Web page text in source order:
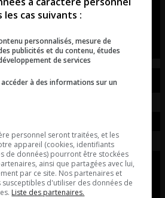
les cas suivants :
personnalisés, mesure de
publicités et du contenu, études
de services
à des informations sur un
personnel seront traitées, et les
appareil (cookies, identifiants
de données) pourront être stockées
ainsi que partagées avec lui,
par ce site. Nos partenaires et
d'utiliser des données de
Liste des partenaires.